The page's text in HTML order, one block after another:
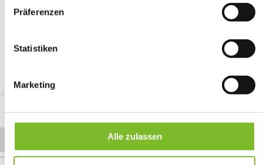
Präferenzen
Statistiken
Marketing
Alle zulassen